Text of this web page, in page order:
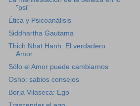
"psi"
Ética y Psicoanálisis
Siddhartha Gautama
Thich Nhat Hanh: El verdadero
Amor
Sólo el Amor puede cambiarnos
Osho: sabios consejos
Borja Vilaseca: Ego